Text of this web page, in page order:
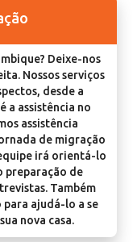
Deixe-nos
Nossos serviços
desde a
a assistência no
assistência
de migração
irá orientá-lo
preparação de
Também
ajudá-lo a se
nova casa.